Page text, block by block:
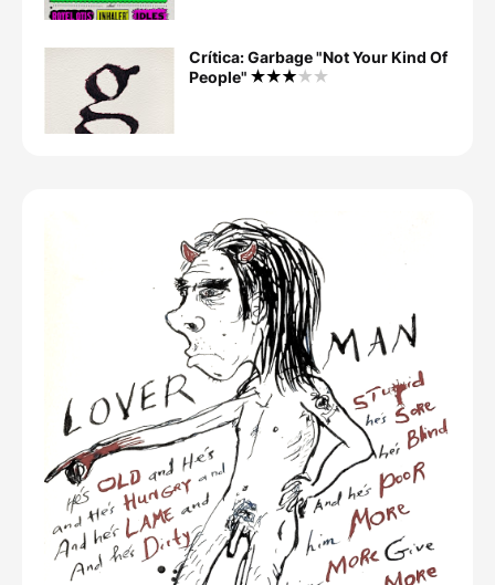
Crítica: Garbage "Not Your Kind Of
People"